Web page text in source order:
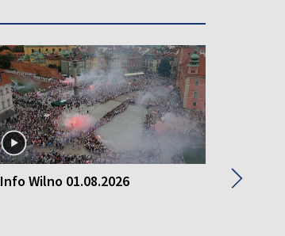
Info Wilno 01.08.2026 Info
▶